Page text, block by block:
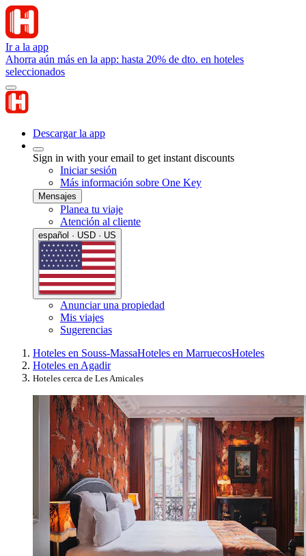
Ir a la app
Ahorra aún más en la app: hasta 20% de dto. en hoteles
seleccionados
Descargar la app
Sign in with your email to get instant discounts
Iniciar sesión
Más información sobre One Key
Mensajes
Planea tu viaje
Atención al cliente
español · USD · US
Anunciar una propiedad
Mis viajes
Sugerencias
Hoteles en Souss-MassaHoteles en MarruecosHoteles
Hoteles en Agadir
Hoteles cerca de Les Amicales